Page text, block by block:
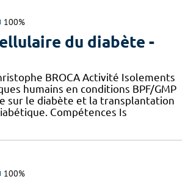
100%
du diabète -
BROCA Activité Isolements
humains en conditions BPF/GMP
sur le diabète et la transplantation
Compétences Is
100%